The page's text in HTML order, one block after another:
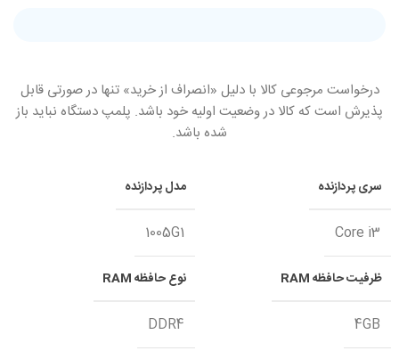
درخواست مرجوعی کالا با دلیل «انصراف از خرید» تنها در صورتی قابل
پذیرش است که کالا در وضعیت اولیه خود باشد. پلمپ دستگاه نباید باز
شده باشد.
سری پردازنده
Core i3
مدل پردازنده
1005G1
ظرفیت حافظه RAM
4GB
نوع حافظه RAM
DDR4